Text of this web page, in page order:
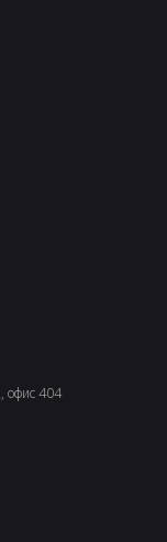
офис 404